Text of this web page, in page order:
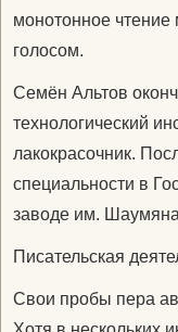
монотонное чтение
голосом.
Семён Альтов
технологический
лакокрасочник.
специальности в
заводе им.
Писательская
Свои пробы пера